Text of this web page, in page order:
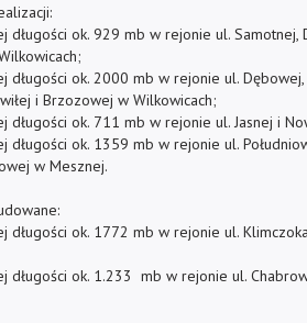
długości ok. 929 mb w rejonie ul. Samotnej,
długości ok. 2000 mb w rejonie ul.
i Brzozowej w Wilkowicach;
długości ok. 711 mb w rejonie ul. Jasnej i
długości ok. 1359 mb w rejonie ul.
w Mesznej.
długości ok. 1772 mb w rejonie ul.
długości ok. 1.233 mb w rejonie ul.